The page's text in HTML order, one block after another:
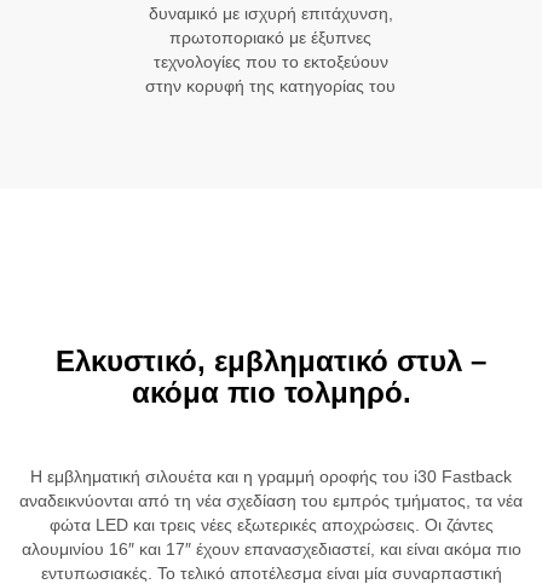
δυναμικό με ισχυρή επιτάχυνση,
πρωτοποριακό με έξυπνες
τεχνολογίες που το εκτοξεύουν
στην κορυφή της κατηγορίας του
Ελκυστικό, εμβληματικό στυλ –
ακόμα πιο τολμηρό.
Η εμβληματική σιλουέτα και η γραμμή οροφής του i30 Fastback
αναδεικνύονται από τη νέα σχεδίαση του εμπρός τμήματος, τα νέα
φώτα LED και τρεις νέες εξωτερικές αποχρώσεις. Οι ζάντες
αλουμινίου 16″ και 17″ έχουν επανασχεδιαστεί, και είναι ακόμα πιο
εντυπωσιακές. Το τελικό αποτέλεσμα είναι μία συναρπαστική